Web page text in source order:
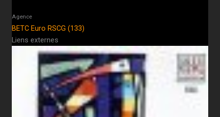
Agence
BETC Euro RSCG (133)
Liens externes